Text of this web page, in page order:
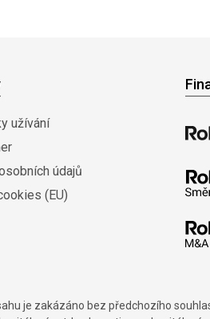
užívání
údajů
(EU)
je zakázáno bez předchozího